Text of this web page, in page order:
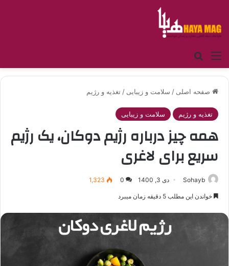
منو
صفحه اصلی / سلامت و زیبایی / تغذیه و رژیم
تغذیه و رژیم سلامت و زیبایی
همه چیز درباره رژیم دوکان، یک رژیم
سریع برای لاغری
Sohayb دی 3, 1400 0
1,323
خواندن این مطلب 5 دقیقه زمان میبرد